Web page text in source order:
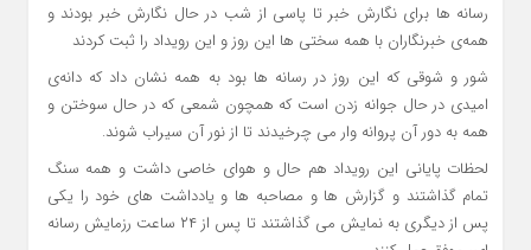
رسانه ها برای نگارش خبر تا پاسی از شب در حال نگارش خبر بودند و
همه‌ی خبرنگاران با همه سختی ها این روز و این رویداد را ثبت کردند
شور و شوقی که این روز در رسانه ها بود به همه نشان داد که دانه‌ی
امیدی در حال جوانه زدن است که همچون شمعی که در حال سوختن و
همه به دور آن پروانه وار می چرخیدند تا از نور آن سیراب شوند.
لحظات پایانی این رویداد هم حال و هوای خاصی داشت و همه سنگ
تمام گذاشتند و گزارش ها و مصاحبه ها و یادداشت های خود را یکی
پس از دیگری به نمایش می گذاشتند تا پس از ۲۴ ساعت رزمایش رسانه